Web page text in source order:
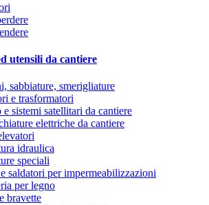
utensili da cantiere
sabbiature, smerigliature
e trasformatori
sistemi satellitari da cantiere
elettriche da cantiere
idraulica
speciali
saldatori per impermeabilizzazioni
per legno
bravette